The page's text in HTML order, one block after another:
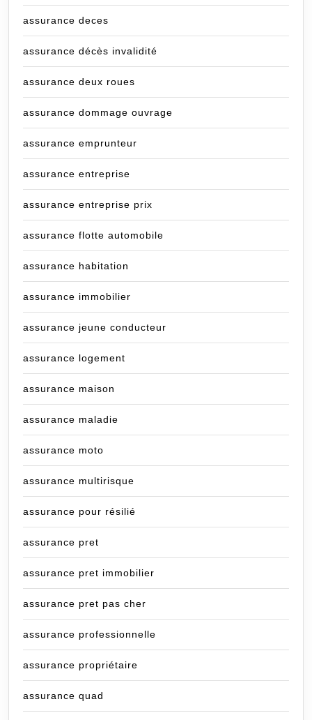
assurance deces
assurance décès invalidité
assurance deux roues
assurance dommage ouvrage
assurance emprunteur
assurance entreprise
assurance entreprise prix
assurance flotte automobile
assurance habitation
assurance immobilier
assurance jeune conducteur
assurance logement
assurance maison
assurance maladie
assurance moto
assurance multirisque
assurance pour résilié
assurance pret
assurance pret immobilier
assurance pret pas cher
assurance professionnelle
assurance propriétaire
assurance quad